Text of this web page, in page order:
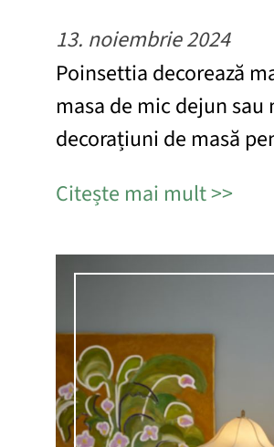
13. noiembrie 2024
Poinsettia decorează
masa de mic dejun sau
decorațiuni de masă
Citește mai mult